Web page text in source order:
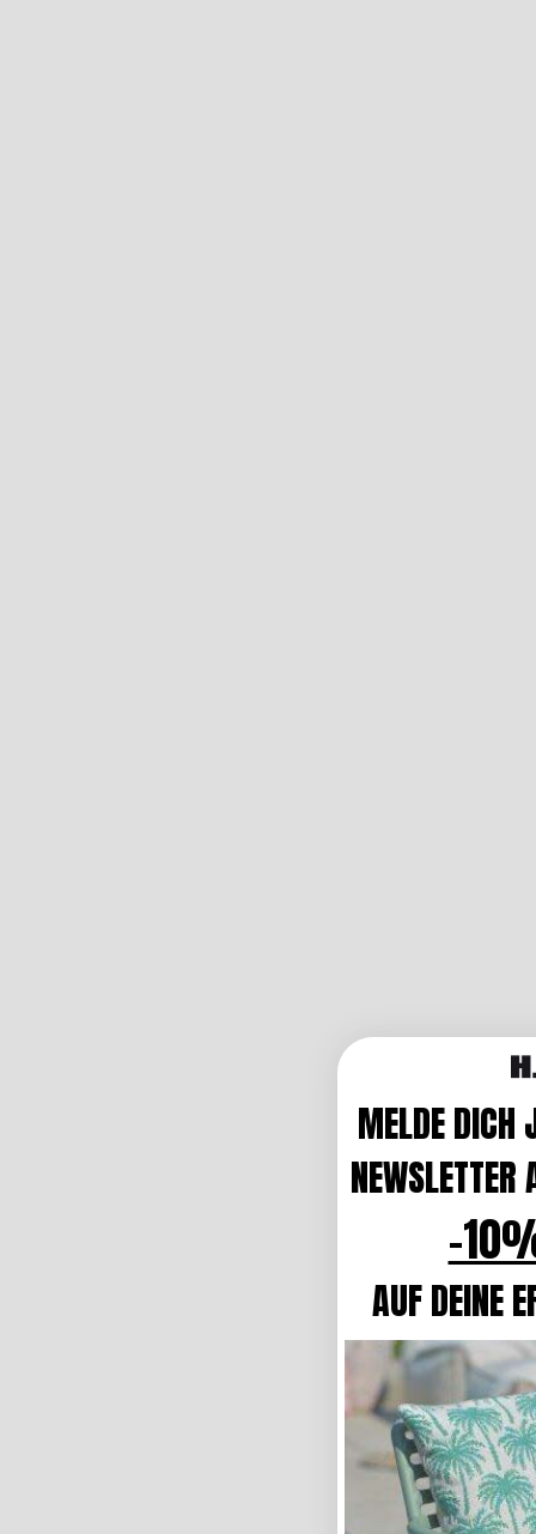
MELDE DICH
NEWSLETTER
-
AUF DEINE